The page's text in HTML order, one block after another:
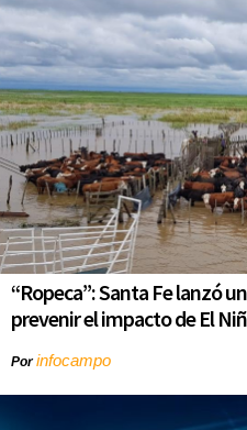
“Ropeca”: Santa Fe lanzó
prevenir el impacto de El
Porinfocampo